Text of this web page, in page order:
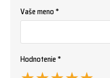
Vaše meno *
Hodnotenie *